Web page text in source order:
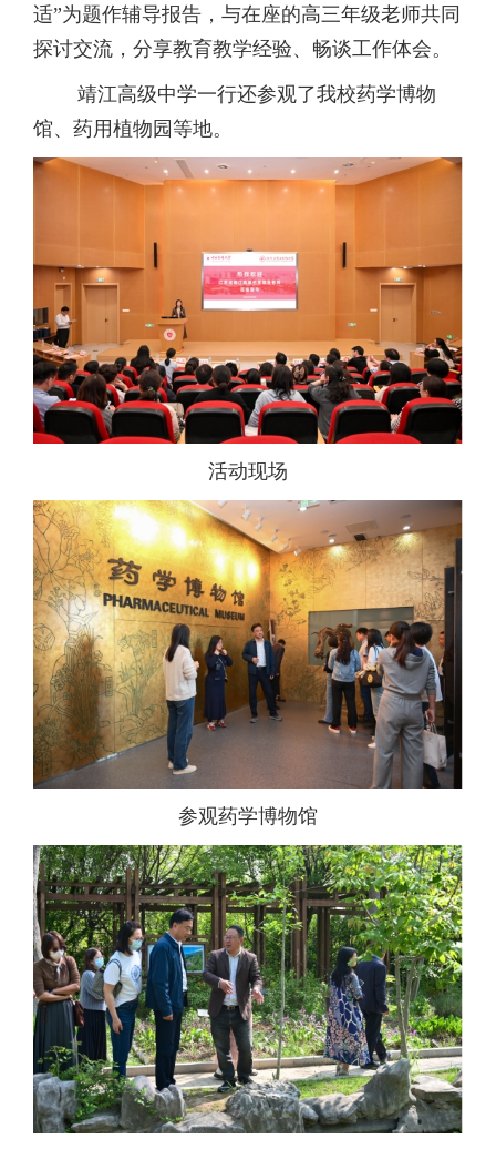
适”为题作辅导报告，与在座的高三年级老师共同
探讨交流，分享教育教学经验、畅谈工作体会。
靖江高级中学一行还参观了我校药学博物
馆、药用植物园等地。
活动现场
参观药学博物馆